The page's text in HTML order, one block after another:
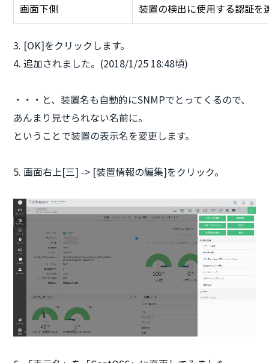
画面下側 装置の検出に使用する認証を
3. [OK]をクリックします。
4. 追加されました。(2018/1/25 18:48頃)
・・・と、装置名も自動的にSNMPでとってくるので、
あんまり見せられない名前に。
ということで装置の表示名を変更します。
5. 画面右上[三] -> [装置情報の編集]をクリック。